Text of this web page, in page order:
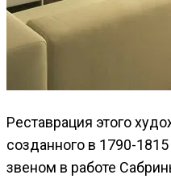
Реставрация этого
созданного в 1790-
звеном в работе